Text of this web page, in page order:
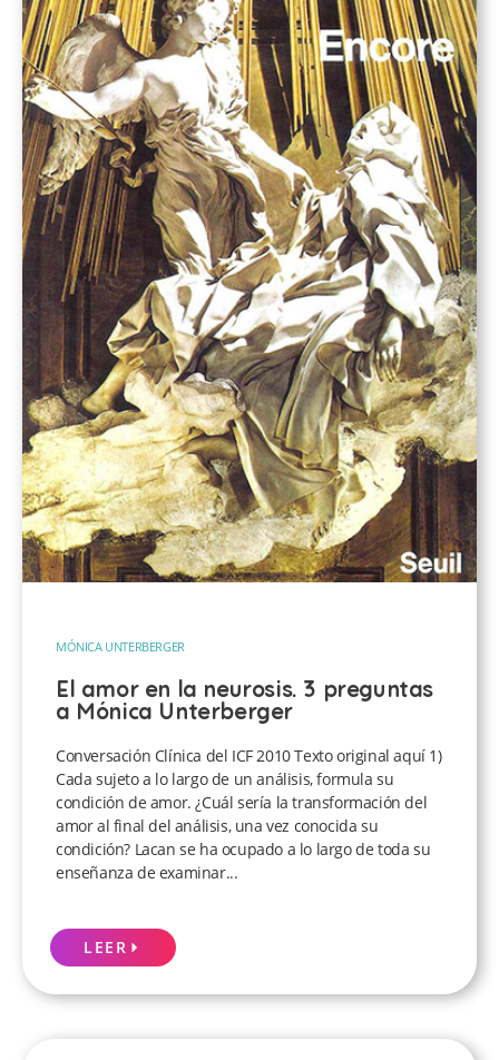
MÓNICA UNTERBERGER
El amor en la neurosis. 3 preguntas
a Mónica Unterberger
Conversación Clínica del ICF 2010 Texto original aquí 1)
Cada sujeto a lo largo de un análisis, formula su
condición de amor. ¿Cuál sería la transformación del
amor al final del análisis, una vez conocida su
condición? Lacan se ha ocupado a lo largo de toda su
enseñanza de examinar...
LEER